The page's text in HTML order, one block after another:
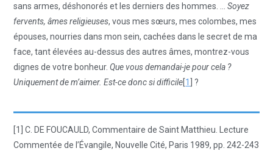
sans armes, déshonorés et les derniers des hommes. …Soyez
fervents, âmes religieuses, vous mes sœurs, mes colombes, mes
épouses, nourries dans mon sein, cachées dans le secret de ma
face, tant élevées au-dessus des autres âmes, montrez-vous
dignes de votre bonheur.Que vous demandai-je pour cela ?
Uniquement de m’aimer. Est-ce donc si difficile[1] ?
[1] C. DE FOUCAULD, Commentaire de Saint Matthieu. Lecture
Commentée de l’Évangile, Nouvelle Cité, Paris 1989, pp. 242-243